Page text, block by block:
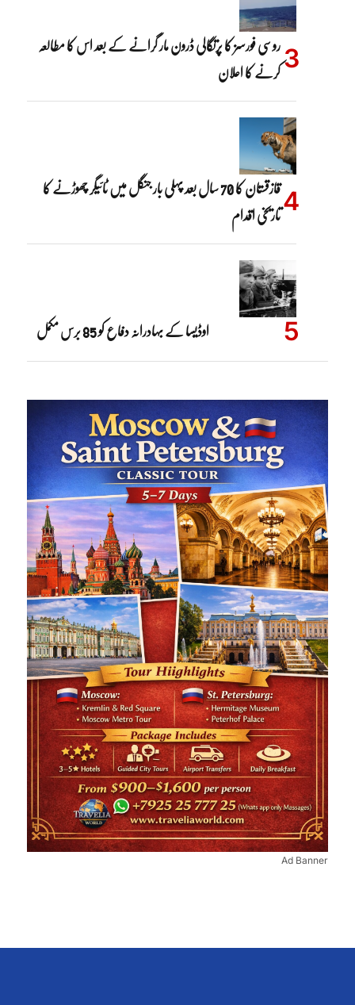
روسی فورسز کا پرتگالی ڈرون مار گرانے کے بعد اس کا مطالعہ
کرنے کا اعلان
قازقستان کا 70 سال بعد پہلی بار جنگل میں ٹائیگر چھوڑنے کا
تاریخی اقدام
اوڈیسا کے بہادرانہ دفاع کو 85 برس مکمل
Ad Banner